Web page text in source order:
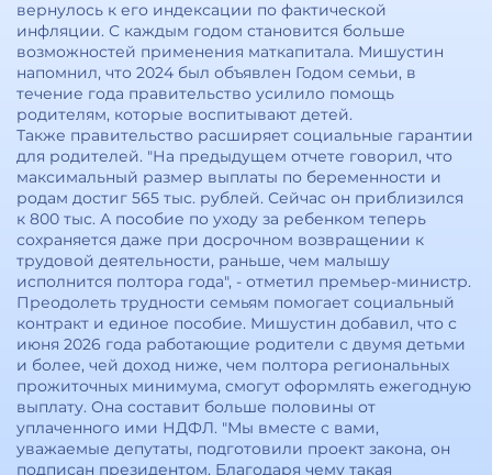
вернулось к его индексации по фактической
инфляции. С каждым годом становится больше
возможностей применения маткапитала. Мишустин
напомнил, что 2024 был объявлен Годом семьи, в
течение года правительство усилило помощь
родителям, которые воспитывают детей.
Также правительство расширяет социальные гарантии
для родителей. "На предыдущем отчете говорил, что
максимальный размер выплаты по беременности и
родам достиг 565 тыс. рублей. Сейчас он приблизился
к 800 тыс. А пособие по уходу за ребенком теперь
сохраняется даже при досрочном возвращении к
трудовой деятельности, раньше, чем малышу
исполнится полтора года", - отметил премьер-министр.
Преодолеть трудности семьям помогает социальный
контракт и единое пособие. Мишустин добавил, что с
июня 2026 года работающие родители с двумя детьми
и более, чей доход ниже, чем полтора региональных
прожиточных минимума, смогут оформлять ежегодную
выплату. Она составит больше половины от
уплаченного ими НДФЛ. "Мы вместе с вами,
уважаемые депутаты, подготовили проект закона, он
подписан президентом. Благодаря чему такая